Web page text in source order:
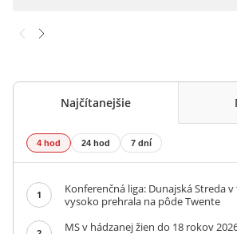
Najčítanejšie
4 hod 24 hod 7 dní
1
Konferenčná liga: Dunajská Streda
vysoko prehrala na pôde Twente
MS v hádzanej žien do 18 rokov